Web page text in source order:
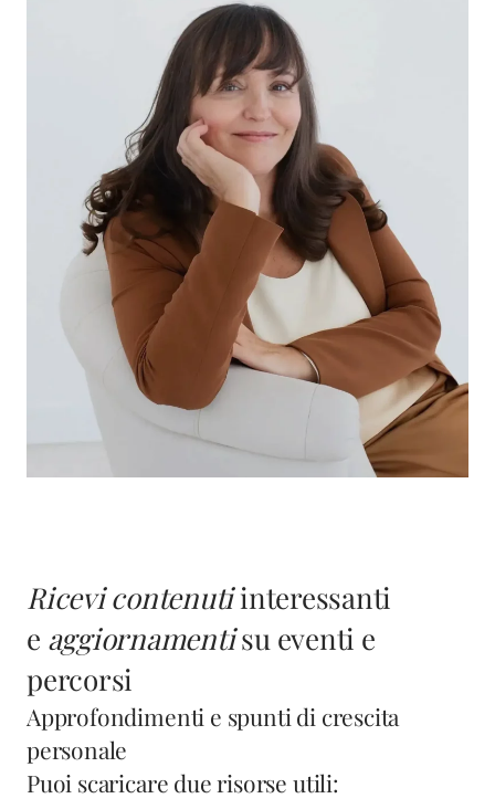
Ricevi contenutiinteressanti
e aggiornamentisu eventi e
percorsi
Approfondimenti e spunti di crescita
personale
Puoi scaricare due risorse utili: